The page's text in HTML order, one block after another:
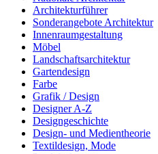
Architekturführer
Sonderangebote Architektur
Innenraumgestaltung
Möbel
Landschaftsarchitektur
Gartendesign
Farbe
Grafik / Design
Designer A-Z
Designgeschichte
Design- und Medientheorie
Textildesign, Mode